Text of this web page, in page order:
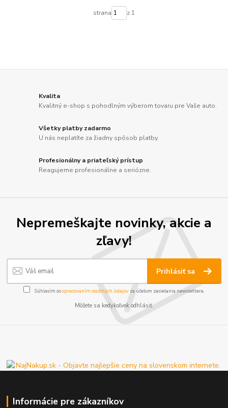
strana z 1
Kvalita
Kvalitný e-shop s pohodlným výberom tovaru pre Vaše auto.
Všetky platby zadarmo
U nás neplatíte za žiadny spôsob platby.
Profesionálny a priateľský prístup
Reagujeme profesionálne a seriózne.
Nepremeškajte novinky, akcie a
zľavy!
Prihlásiť sa
Súhlasím sospracovaním osobných údajov za účelom zasielania newslettera.
Môžete sa kedykoľvek odhlásiť.
Informácie pre zákazníkov